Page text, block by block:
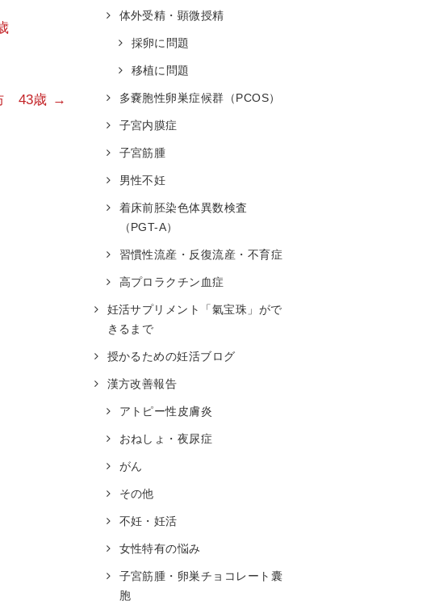
43歳 →
体外受精・顕微授精
採卵に問題
移植に問題
多嚢胞性卵巣症候群（PCOS）
子宮内膜症
子宮筋腫
男性不妊
着床前胚染色体異数検査
（PGT-A）
習慣性流産・反復流産・不育症
高プロラクチン血症
妊活サプリメント「氣宝珠」がで
きるまで
授かるための妊活ブログ
漢方改善報告
アトピー性皮膚炎
おねしょ・夜尿症
がん
その他
不妊・妊活
女性特有の悩み
子宮筋腫・卵巣チョコレート囊
胞